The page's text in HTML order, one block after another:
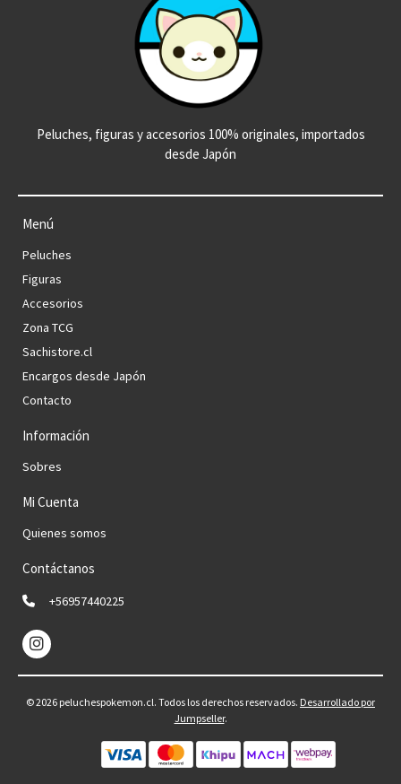
Peluches, figuras y accesorios 100% originales, importados
desde Japón
Menú
Peluches
Figuras
Accesorios
Zona TCG
Sachistore.cl
Encargos desde Japón
Contacto
Información
Sobres
Mi Cuenta
Quienes somos
Contáctanos
+56957440225
© 2026 peluchespokemon.cl. Todos los derechos reservados. Desarrollado por
Jumpseller.